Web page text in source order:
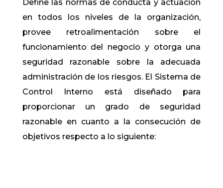
Define las normas de conducta y actuación
en todos los niveles de la organización,
provee retroalimentación sobre el
funcionamiento del negocio y otorga una
seguridad razonable sobre la adecuada
administración de los riesgos. El Sistema de
Control Interno está diseñado para
proporcionar un grado de seguridad
razonable en cuanto a la consecución de
objetivos respecto a lo siguiente: